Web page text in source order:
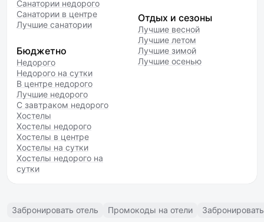
Санатории недорого
Санатории в центре
Лучшие санатории
Бюджетно
Недорого
Недорого на сутки
В центре недорого
Лучшие недорого
С завтраком недорого
Хостелы
Хостелы недорого
Хостелы в центре
Хостелы на сутки
Хостелы недорого на
сутки
Отдых и сезоны
Лучшие весной
Лучшие летом
Лучшие зимой
Лучшие осенью
Забронировать отель Промокоды на отели